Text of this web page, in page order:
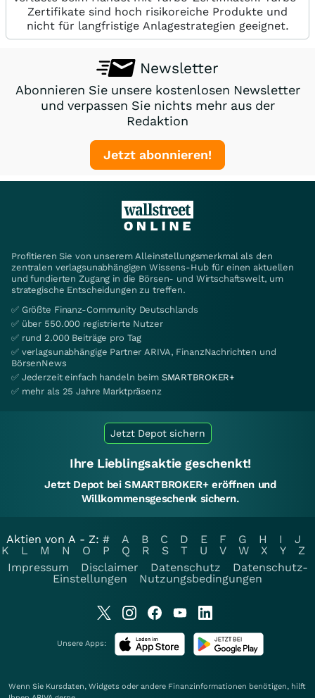
Zertifikate sind hoch risikoreiche Produkte und
nicht für langfristige Anlagestrategien geeignet.
Newsletter
Abonnieren Sie unsere kostenlosen Newsletter
und verpassen Sie nichts mehr aus der
Redaktion
Jetzt abonnieren!
Profitieren Sie von unserem Alleinstellungsmerkmal als den
zentralen verlagsunabhängigen Wissens-Hub für einen aktuellen
und fundierten Zugang in die Börsen- und Wirtschaftswelt, um
strategische Entscheidungen zu treffen.
✅ Größte Finanz-Community Deutschlands
✅ über 550.000 registrierte Nutzer
✅ rund 2.000 Beiträge pro Tag
✅ verlagsunabhängige Partner ARIVA, FinanzNachrichten und
BörsenNews
✅ Jederzeit einfach handeln beim SMARTBROKER+
✅ mehr als 25 Jahre Marktpräsenz
Jetzt Depot sichern
Ihre Lieblingsaktie geschenkt!
Jetzt Depot bei SMARTBROKER+ eröffnen und
Willkommensgeschenk sichern.
Aktien von A - Z: # A B C D E F G H I
J
K
L M N O P Q R S T U V W X Y
Z
Impressum
Disclaimer Datenschutz
Datenschutz-
Einstellungen
Nutzungsbedingungen
Unsere Apps:
Wenn Sie Kursdaten, Widgets oder andere Finanzinformationen benötigen, hilft